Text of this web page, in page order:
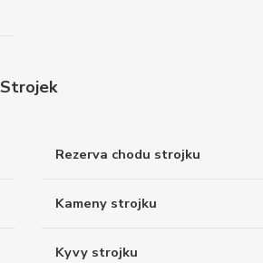
Strojek
Rezerva chodu strojku
Kameny strojku
Kyvy strojku